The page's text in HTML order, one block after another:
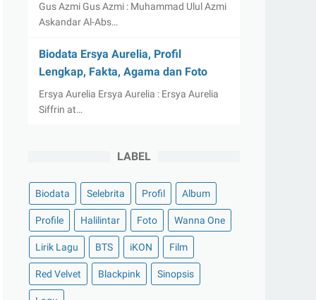
Gus Azmi Gus Azmi : Muhammad Ulul Azmi
Askandar Al-Abs…
Biodata Ersya Aurelia, Profil
Lengkap, Fakta, Agama dan Foto
Ersya Aurelia Ersya Aurelia : Ersya Aurelia
Siffrin at…
LABEL
Biodata Selebrita Profil Album
Profile Halilintar Foto Wanna One
Lirik Lagu BTS iKON Film
Red Velvet Blackpink Sinopsis